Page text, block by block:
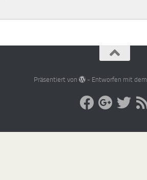
Präsentiert von - Entworfen mit dem